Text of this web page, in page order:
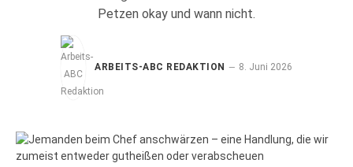
Petzen okay und wann nicht.
ARBEITS-ABC REDAKTION 8. Juni 2026